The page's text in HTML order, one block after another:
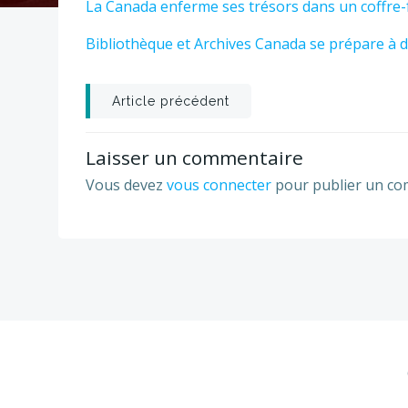
La Canada enferme ses trésors dans un
Bibliothèque et Archives Canada se prépare à
Post
navigation
Article précédent
Laisser un commentaire
Vous devez vous connecter pour publier un